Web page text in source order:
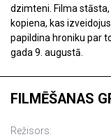
dzimteni. Filma
kopiena, kas
papildina hroniku par
gada 9. augustā.
FILMĒŠANAS
Režisors: